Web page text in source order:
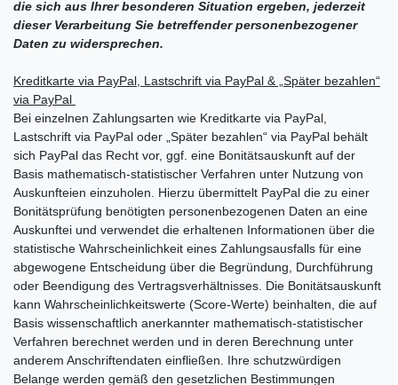
die sich aus Ihrer besonderen Situation ergeben, jederzeit
dieser Verarbeitung Sie betreffender personenbezogener
Daten zu widersprechen.
Kreditkarte via PayPal, Lastschrift via PayPal & „Später bezahlen“
via PayPal
Bei einzelnen Zahlungsarten wie Kreditkarte via PayPal,
Lastschrift via PayPal oder „Später bezahlen“ via PayPal behält
sich PayPal das Recht vor, ggf. eine Bonitätsauskunft auf der
Basis mathematisch-statistischer Verfahren unter Nutzung von
Auskunfteien einzuholen. Hierzu übermittelt PayPal die zu einer
Bonitätsprüfung benötigten personenbezogenen Daten an eine
Auskunftei und verwendet die erhaltenen Informationen über die
statistische Wahrscheinlichkeit eines Zahlungsausfalls für eine
abgewogene Entscheidung über die Begründung, Durchführung
oder Beendigung des Vertragsverhältnisses. Die Bonitätsauskunft
kann Wahrscheinlichkeitswerte (Score-Werte) beinhalten, die auf
Basis wissenschaftlich anerkannter mathematisch-statistischer
Verfahren berechnet werden und in deren Berechnung unter
anderem Anschriftendaten einfließen. Ihre schutzwürdigen
Belange werden gemäß den gesetzlichen Bestimmungen